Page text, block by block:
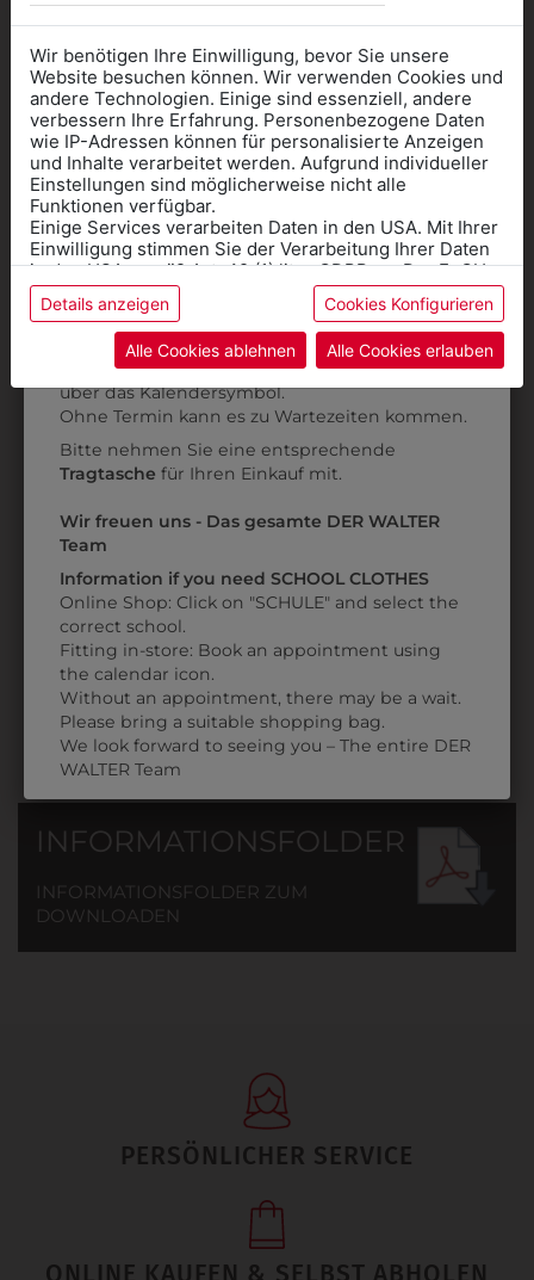
0KKNICKI01
NICKITUCH MIT
SCHULLOGO
€ 23,90
0KK569111101
KINDERPULLOVER
MIT LOGO
€ 53,90
ZULETZT ANGESEHEN
0KK569111101
KINDERPULLOVER
MIT
€ 53,90
INFORMATIONSFOLDER
INFORMATIONSFOLDER ZUM
DOWNLOADEN
PERSÖNLICHER SERVICE
ONLINE KAUFEN & SELBST ABHOLEN
Wir benötigen Ihre Einwilligung, bevor Sie unsere
Website besuchen können. Wir verwenden Cookies und
andere Technologien. Einige sind essenziell, andere
verbessern Ihre Erfahrung. Personenbezogene Daten
wie IP-Adressen können für personalisierte Anzeigen
und Inhalte verarbeitet werden. Aufgrund individueller
Einstellungen sind möglicherweise nicht alle
Funktionen verfügbar.
Einige Services verarbeiten Daten in den USA. Mit Ihrer
Einwilligung stimmen Sie der Verarbeitung Ihrer Daten
in den USA gemäß Art. 49 (1) lit. a GDPR zu. Der EuGH
stuft die USA als Land mit unzureichendem Datenschutz
ein, und es besteht das Risiko, dass US-Behörden
Daten ohne Klagemöglichkeit für Europäer überwachen.
Datenschutzerklärungbzw. im
Details anzeigen Cookies Konfigurieren
Alle Cookies ablehnen Alle Cookies erlauben
Informationen wenn Sie
Kleidung
für die SCHULE
benötigen
Online Shop: Klick auf SCHULE in der
Kategorie und die richtige Schule auswählen.
AnprobeVorort im Geschäft: Termin buchen
über das Kalendersymbol.
Ohne Termin kann es zu Wartezeiten kommen.
Bitte nehmen Sie eine entsprechende
Tragtasche für Ihren Einkauf mit.
Wir freuen uns - Das gesamte DER WALTER
Team
Information if you need SCHOOL CLOTHES
Online Shop: Click on "SCHULE" and select the
correct school.
Fitting in-store: Book an appointment using
the calendar icon.
Without an appointment, there may be a wait.
Please bring a suitable shopping bag.
We look forward to seeing you – The entire DER
WALTER Team